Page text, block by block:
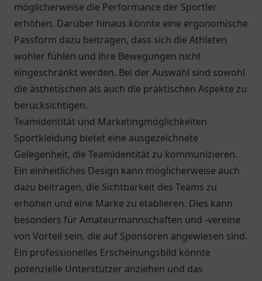
möglicherweise die Performance der Sportler
erhöhen. Darüber hinaus könnte eine ergonomische
Passform dazu beitragen, dass sich die Athleten
wohler fühlen und ihre Bewegungen nicht
eingeschränkt werden. Bei der Auswahl sind sowohl
die ästhetischen als auch die praktischen Aspekte zu
berücksichtigen.
Teamidentität und Marketingmöglichkeiten
Sportkleidung bietet eine ausgezeichnete
Gelegenheit, die Teamidentität zu kommunizieren.
Ein einheitliches Design kann möglicherweise auch
dazu beitragen, die Sichtbarkeit des Teams zu
erhöhen und eine Marke zu etablieren. Dies kann
besonders für Amateurmannschaften und -vereine
von Vorteil sein, die auf Sponsoren angewiesen sind.
Ein professionelles Erscheinungsbild könnte
potenzielle Unterstützer anziehen und das